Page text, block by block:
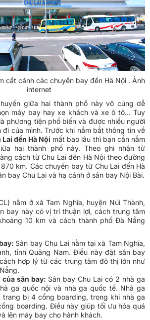
cất cánh các chuyến bay đến Hà Nội . Ảnh
internet
giữa hai thành phố này vô cùng dễ
máy bay hay xe khách và xe ô tô… Tuy
phương tiện phổ biến và được nhiều người
đi của mình. Trước khi nắm bắt thông tin về
đến Hà Nội mất bao lâu thì bạn cần nắm
hai thành phố này. Theo ghi nhận từ
cách từ Chu Lai đến Hà Nội theo đường
km. Các chuyến bay từ Chu Lai đến Hà
bay Chu Lai và hạ cánh ở sân bay Nội Bài.
nằm ở xã Tam Nghĩa, huyện Núi Thành,
bay này có vị trí thuận lợi, cách trung tâm
10 km và cách thành phố Đà Nẵng
Sân bay Chu Lai nằm tại xã Tam Nghĩa,
tỉnh Quảng Nam. Điều này đặt sân bay
hợp lý từ các trung tâm đô thị lớn như
của sân bay: Sân bay Chu Lai có 2 nhà ga
ga quốc nội và nhà ga quốc tế. Nhà ga
trang bị 4 cổng boarding, trong khi nhà ga
boarding. Điều này giúp tối ưu hóa quá
lên máy bay cho hành khách.